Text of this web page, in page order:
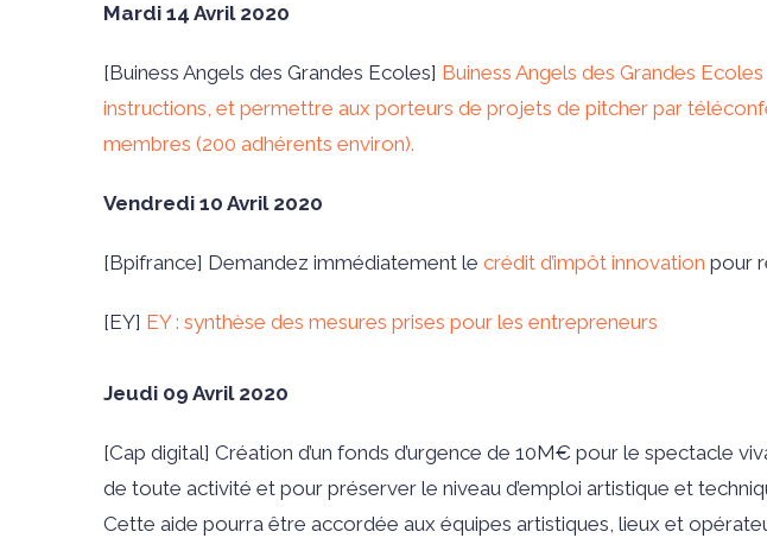
Mardi 14 Avril 2020
[Buiness Angels des Grandes Ecoles] Buiness Angels des Grandes
instructions, et permettre aux porteurs de projets de pitcher par
membres (200 adhérents environ).
Vendredi 10 Avril 2020
[Bpifrance] Demandez immédiatement le crédit d’impôt innovation pour
[EY] EY : synthèse des mesures prises pour les entrepreneurs
Jeudi 09 Avril 2020
[Cap digital] Création d’un fonds d’urgence de 10M€ pour le spectacle
de toute activité et pour préserver le niveau d’emploi artistique et
Cette aide pourra être accordée aux équipes artistiques, lieux et